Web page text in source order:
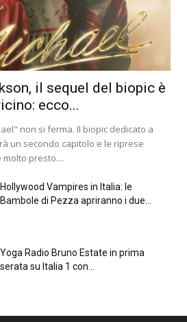
il sequel del biopic è
ecco...
non si ferma. Il biopic dedicato a
un secondo capitolo e le riprese
presto....
Hollywood Vampires in Italia: le
Bambole di Pezza apriranno i due...
Yoga Radio Bruno Estate in prima
serata su Italia 1 con...